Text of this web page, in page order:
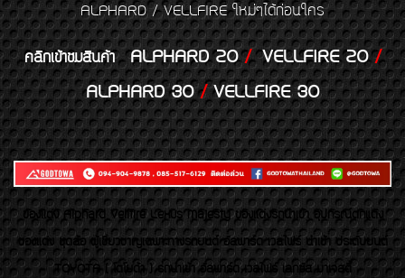
ALPHARD / VELLFIRE ใหม่ๆได้ก่อนใคร
คลิกเข้าชมสินค้า ALPHARD 20/VELLFIRE 20/
ALPHARD 30/VELLFIRE 30
ของเเต่ง Alphard Vellfire Lexus Majesty ของเเต่งรถนำเข้า อุปกรณ์ตกแต่ง
ของแต่ง ชุดล้อ ผู้เชี่ยวชาญเฉพาะทางรถยนต์ อัลพาร์ด เวลไฟร์ นำเข้า ประดับยนต์
TOYOTA ( โตโยต้า ) รถนำเข้า อัลพาร์ด เวลไฟร์ เลกซัส มาเจสตี้